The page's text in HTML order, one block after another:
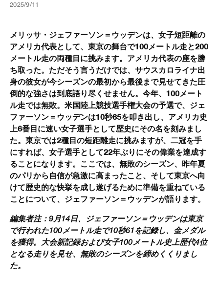
2025/9/11
メリッサ・ジェファーソン＝ウッデンは、女子短距離の
アメリカ代表として、東京の舞台で100メートル走と200
メートル走の両種目に挑みます。アメリカ代表の座を勝
ち取った。ただそう言うだけでは、サウスカロライナ出
身の彼女が今シーズンの最初から最後まで見せてきた圧
倒的な強さは到底語り尽くせません。今年、100メート
ル走では無敗。米国陸上競技選手権大会の予選で、ジェ
ファーソン＝ウッデンは10秒65を叩き出し、アメリカ史
上6番目に速い女子選手として歴史にその名を刻みまし
た。東京では2種目の短距離走に挑みますが、二冠を手
にすれば、女子選手として22年ぶりにその偉業を達成す
ることになります。ここでは、無敗のシーズン、昨年夏
のパリから自信が急激に高まったこと、そして東京へ向
けて歴史的な快挙を成し遂げるために準備を重ねている
ことについて、ジェファーソン＝ウッデンが語ります。
編集者注：9月14日、ジェファーソン＝ウッデンは東京
で行われた100メートル走で10秒61を記録し、金メダル
を獲得。大会新記録および女子100メートル史上歴代4位
となる走りを見せ、無敗のシーズンを締めくくりまし
た。